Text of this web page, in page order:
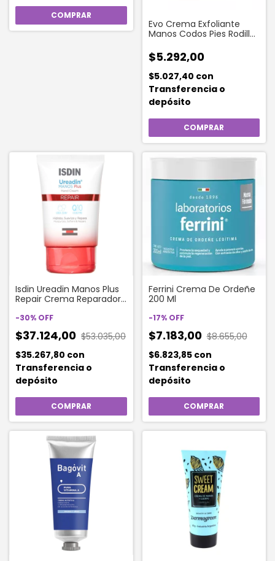
Evo Crema Exfoliante
Manos Codos Pies Rodillas
$5.292,00
$5.027,40 con
Transferencia o
depósito
Isdin Ureadin Manos Plus
Repair Crema Reparadora
-30% OFF
$37.124,00 $53.035,00
$35.267,80 con
Transferencia o
depósito
Ferrini Crema De Ordeñe
200 Ml
-17% OFF
$7.183,00 $8.655,00
$6.823,85 con
Transferencia o
depósito